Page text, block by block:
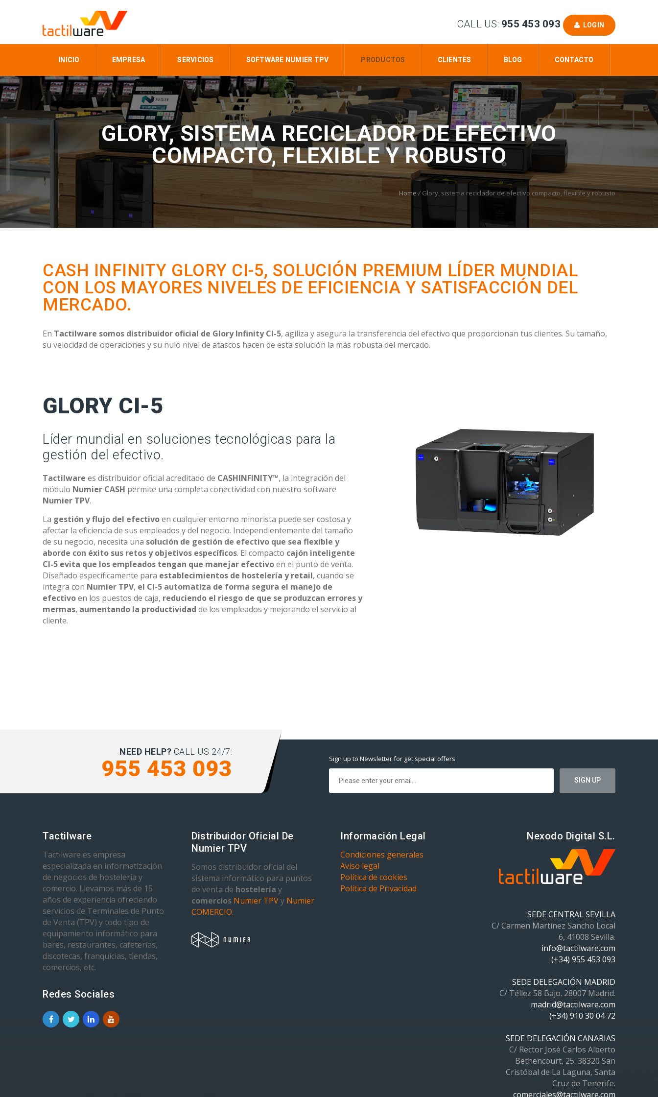
CALL US: 955 453 093 LOGIN
INICIO EMPRESA SERVICIOS SOFTWARE NUMIER TPV PRODUCTOS CLIENTES BLOG CONTACTO
GLORY, SISTEMA RECICLADOR DE EFECTIVO
COMPACTO, FLEXIBLE Y ROBUSTO
Home / Glory, sistema reciclador de efectivo compacto, flexible y robusto
CASH INFINITY GLORY CI-5, SOLUCIÓN PREMIUM LÍDER MUNDIAL
CON LOS MAYORES NIVELES DE EFICIENCIA Y SATISFACCIÓN DEL
MERCADO.
En Tactilware somos distribuidor oficial de Glory Infinity CI-5, agiliza y asegura la transferencia del efectivo que proporcionan tus clientes. Su tamaño,
su velocidad de operaciones y su nulo nivel de atascos hacen de esta solución la más robusta del mercado.
GLORY CI-5
Líder mundial en soluciones tecnológicas para la
gestión del efectivo.
Tactilware es distribuidor oficial acreditado de CASHINFINITY™, la integración del
módulo Numier CASH permite una completa conectividad con nuestro software
Numier TPV.
La gestión y flujo del efectivoen cualquier entorno minorista puede ser costosa y
afectar la eficiencia de sus empleados y del negocio. Independientemente del tamaño
de su negocio, necesita una solución de gestión de efectivo que sea flexible y
aborde con éxito sus retos y objetivos específicos. El compacto cajón inteligente
CI-5 evita que los empleados tengan que manejar efectivoen el punto de venta.
Diseñado específicamente para establecimientos de hostelería y retail, cuando se
integra con Numier TPV, el CI-5 automatiza de forma segura el manejo de
efectivoen los puestos de caja, reduciendo el riesgo de que se produzcan errores y
mermas, aumentando la productividad de los empleados y mejorando el servicio al
cliente.
NEED HELP? CALL US 24/7:
955 453 093 Sign up to Newsletter for get special offers
Tactilware
Tactilware es empresa
especializada en informatización
de negocios de hostelería y
comercio. Llevamos más de 15
años de experiencia ofreciendo
servicios de Terminales de Punto
de Venta (TPV) y todo tipo de
equipamiento informático para
bares, restaurantes, cafeterías,
discotecas, franquicias, tiendas,
comercios, etc.
Redes Sociales
Distribuidor Oficial De
Numier TPV
Somos distribuidor oficial del
sistema informático para puntos
de venta de hostelería y
comercios Numier TPVy Numier
COMERCIO.
Información Legal
Condiciones generales
Aviso legal
Política de cookies
Política de Privacidad
Nexodo Digital S.L.
SEDE CENTRAL SEVILLA
C/ Carmen Martínez Sancho Local
6, 41008 Sevilla.
info@tactilware.com
(+34) 955 453 093
SEDE DELEGACIÓN MADRID
C/ Téllez 58 Bajo. 28007 Madrid.
madrid@tactilware.com
(+34) 910 30 04 72
SEDE DELEGACIÓN CANARIAS
C/ Rector José Carlos Alberto
Bethencourt, 25. 38320 San
Cristóbal de La Laguna, Santa
Cruz de Tenerife.